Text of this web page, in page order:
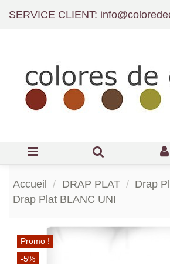
SERVICE CLIENT:
Accueil DRAP PLAT
Drap
Drap Plat BLANC UNI
Promo !
-5%